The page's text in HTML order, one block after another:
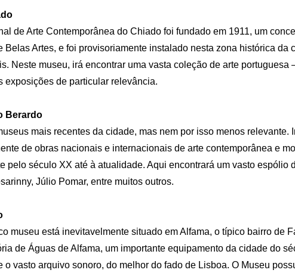
9
12
8
11
de Arte Contemporânea do Chiado foi fundado em 1911, um
Belas Artes, e foi provisoriamente instalado nesta zona histórica
Neste museu, irá encontrar uma vasta coleção de arte
exposições de particular relevância.
Berardo
mais recentes da cidade, mas nem por isso menos
de obras nacionais e internacionais de arte contemporânea e
pelo século XX até à atualidade. Aqui encontrará um vasto
Júlio Pomar, entre muitos outros.
museu está inevitavelmente situado em Alfama, o típico bairro
de Águas de Alfama, um importante equipamento da cidade do
o vasto arquivo sonoro, do melhor do fado de Lisboa. O Museu